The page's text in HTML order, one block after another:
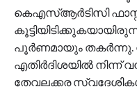
കെഎസ്ആർടിസി
പൂർണമായും തകർന്നു.
എതിർദിശയിൽ നിന്ന്
തേവലക്കര സ്വദേശികൾ